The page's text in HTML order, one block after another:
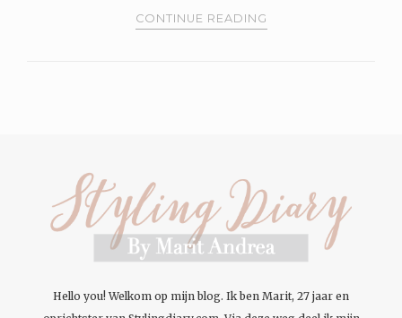
CONTINUE READING
Hello you! Welkom op mijn blog. Ik ben Marit, 27 jaar en